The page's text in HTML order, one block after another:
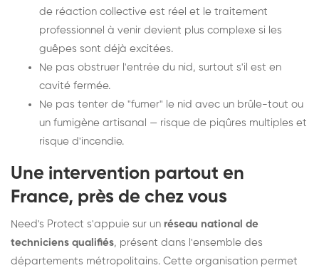
de réaction collective est réel et le traitement
professionnel à venir devient plus complexe si les
guêpes sont déjà excitées.
Ne pas obstruer l'entrée du nid, surtout s'il est en
cavité fermée.
Ne pas tenter de "fumer" le nid avec un brûle-tout ou
un fumigène artisanal — risque de piqûres multiples et
risque d'incendie.
Une intervention partout en
France, près de chez vous
Need's Protect s'appuie sur un réseau national de
techniciens qualifiés, présent dans l'ensemble des
départements métropolitains. Cette organisation permet